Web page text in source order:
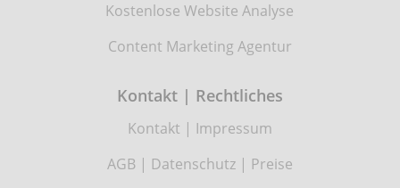
Kostenlose Website Analyse
Content Marketing Agentur
Kontakt | Rechtliches
Kontakt | Impressum
AGB| Datenschutz| Preise